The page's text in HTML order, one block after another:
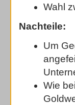
Wahl
Nachteile:
Um
Wie